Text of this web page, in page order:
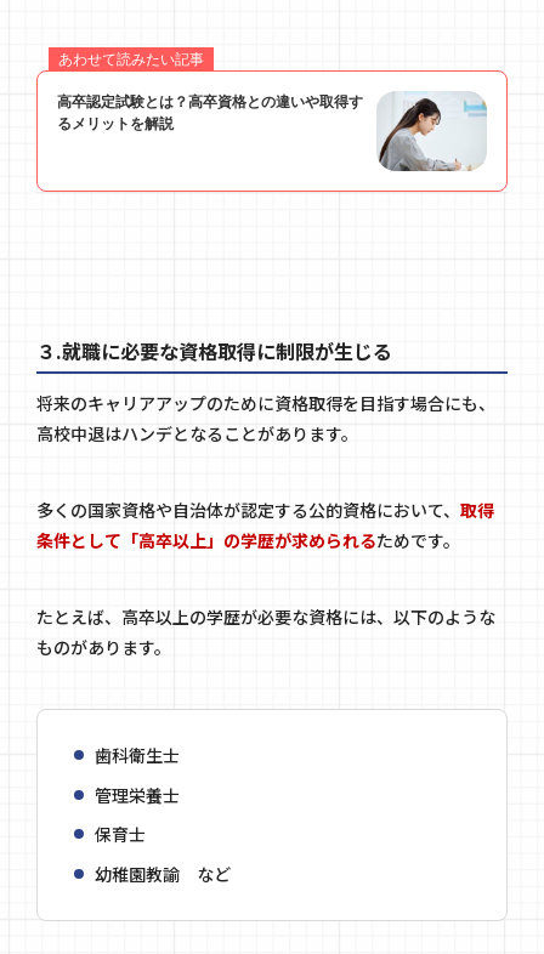
３.就職に必要な資格取得に制限が生じる
将来のキャリアアップのために資格取得を目指す場合にも、
高校中退はハンデとなることがあります。
多くの国家資格や自治体が認定する公的資格において、 取得
条件として「高卒以上」の学歴が求められるためです。
たとえば、高卒以上の学歴が必要な資格には、以下のような
ものがあります。
歯科衛生士
管理栄養士
保育士
幼稚園教諭 など